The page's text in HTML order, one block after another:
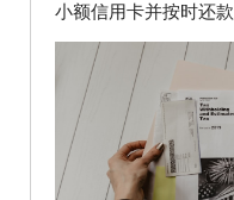
小额信用卡并按时还款